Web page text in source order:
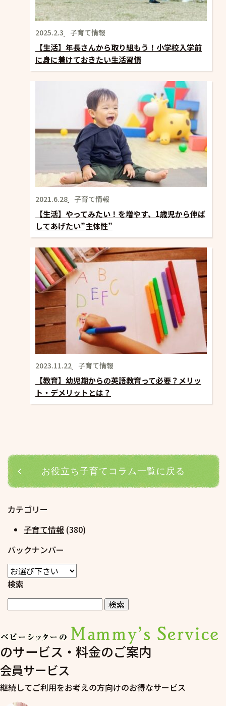
2025.2.3 子育て情報
【生活】年長さんから取り組もう！小学校入学前
に身に着けておきたい生活習慣
2021.6.28 子育て情報
【生活】やってみたい！を増やす、1歳児から伸ば
してあげたい”主体性”
2023.11.22 子育て情報
【教育】幼児期からの英語教育って必要？メリッ
ト・デメリットとは？
お役立ち子育てコラム一覧に戻る
カテゴリー
子育て情報 (380)
バックナンバー
検索
のサービス・料金のご案内
会員サービス
継続してご利用をお考えの方向けのお得なサービス